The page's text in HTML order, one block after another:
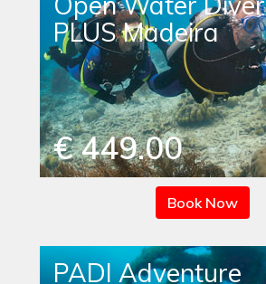
PLUS Madeira
€ 449.00
Book Now
PADI Adventure